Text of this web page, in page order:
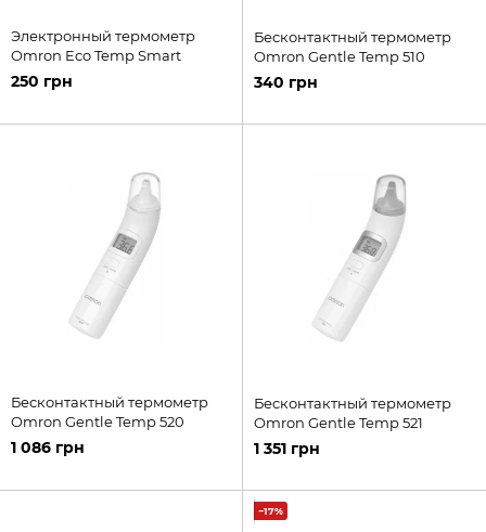
Электронный термометр
Omron Eco Temp Smart
250 грн
Бесконтактный термометр
Omron Gentle Temp 510
340 грн
Бесконтактный термометр
Omron Gentle Temp 520
1 086 грн
Бесконтактный термометр
Omron Gentle Temp 521
1 351 грн
−17%